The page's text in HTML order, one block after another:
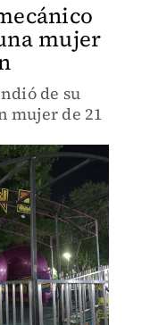
mujer
de su
mujer de 21